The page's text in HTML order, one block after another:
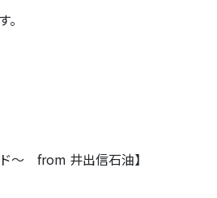
～ from 井出信石油】